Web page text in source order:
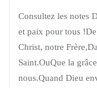
Consultez les notes
et paix pour tous
Christ, notre
Saint.OuQue la
nous.Quand Dieu